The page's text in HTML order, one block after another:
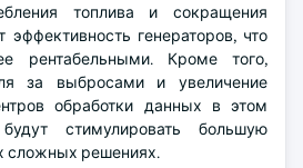
топлива и сокращения
эффективность генераторов, что
рентабельными. Кроме того,
за выбросами и увеличение
обработки данных в этом
стимулировать большую
сложных решениях.